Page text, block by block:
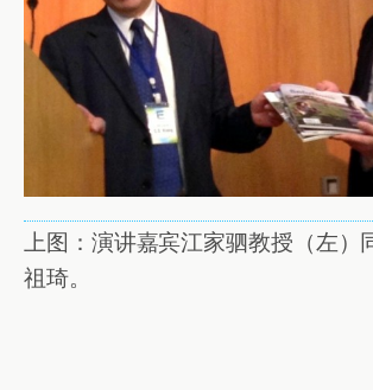
上图：演讲嘉宾江家驷教授（左）
祖琦。